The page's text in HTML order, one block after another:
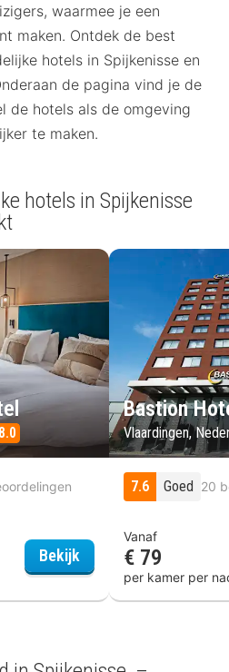
waarmee je een
maken. Ontdek de best
hotels in Spijkenisse en
de pagina vind je de
de hotels als de omgeving
te maken.
hotels in Spijkenisse
8.0
Bekijk Carlton Oasis Hotel
Bastion
Vlaardingen,
7.6 Goed 20
Vanaf
€ 79
per kamer per